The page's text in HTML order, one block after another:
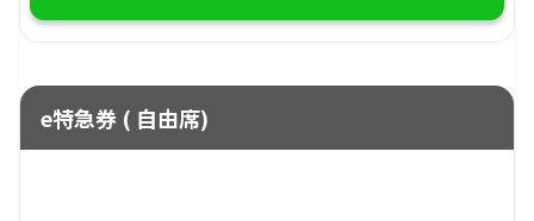
e特急券 ( 自由席)